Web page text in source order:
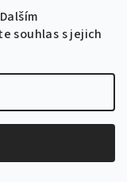
souhlas s jejich